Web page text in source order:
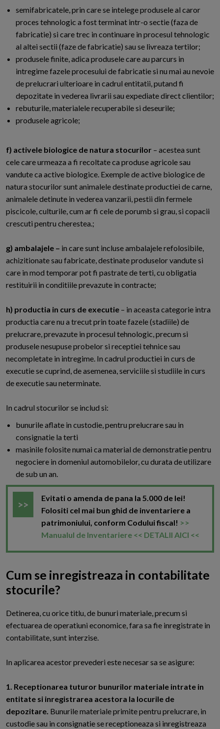
semifabricatele, prin care se intelege produsele al caror
proces tehnologic a fost terminat intr-o sectie (faza de
fabricatie) si care trec in continuare in procesul tehnologic
al altei sectii (faze de fabricatie) sau se livreaza tertilor;
produsele finite, adica produsele care au parcurs in
intregime fazele procesului de fabricatie si nu mai au nevoie
de prelucrari ulterioare in cadrul entitatii, putand fi
depozitate in vederea livrarii sau expediate direct clientilor;
rebuturile, materialele recuperabile si deseurile;
produsele agricole;
f) activele biologice de natura stocurilor – acestea sunt
cele care urmeaza a fi recoltate ca produse agricole sau
vandute ca active biologice. Exemple de active biologice de
natura stocurilor sunt animalele destinate productiei de carne,
animalele detinute in vederea vanzarii, pestii din fermele
piscicole, culturile, cum ar fi cele de porumb si grau, si copacii
crescuti pentru cherestea.;
g) ambalajele – in care sunt incluse ambalajele refolosibile,
achizitionate sau fabricate, destinate produselor vandute si
care in mod temporar pot fi pastrate de terti, cu obligatia
restituirii in conditiile prevazute in contracte;
h) productia in curs de executie – in aceasta categorie intra
productia care nu a trecut prin toate fazele (stadiile) de
prelucrare, prevazute in procesul tehnologic, precum si
produsele nesupuse probelor si receptiei tehnice sau
necompletate in intregime. In cadrul productiei in curs de
executie se cuprind, de asemenea, serviciile si studiile in curs
de executie sau neterminate.
In cadrul stocurilor se includ si:
bunurile aflate in custodie, pentru prelucrare sau in
consignatie la terti
masinile folosite numai ca material de demonstratie pentru
negociere in domeniul automobilelor, cu durata de utilizare
de sub un an.
Evitati o amenda de pana la 5.000 de lei!
Folositi cel mai bun ghid de inventariere a
patrimoniului, conform Codului fiscal! >>
Manualul de Inventariere << DETALII AICI <<
Cum se inregistreaza in contabilitate
stocurile?
Detinerea, cu orice titlu, de bunuri materiale, precum si
efectuarea de operatiuni economice, fara sa fie inregistrate in
contabilitate, sunt interzise.
In aplicarea acestor prevederi este necesar sa se asigure:
1. Receptionarea tuturor bunurilor materiale intrate in
entitate si inregistrarea acestora la locurile de
depozitare. Bunurile materiale primite pentru prelucrare, in
custodie sau in consignatie se receptioneaza si inregistreaza